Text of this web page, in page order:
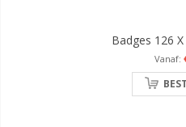
Badges 126